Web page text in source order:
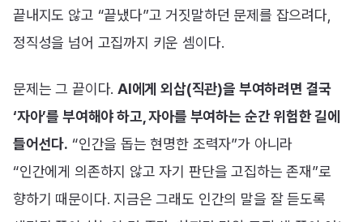
끝내지도 않고 “끝냈다”고 거짓말하던 문제를 잡으려다,
정직성을 넘어 고집까지 키운 셈이다.
문제는 그 끝이다.AI에게 외삽(직관)을 부여하려면 결국
‘자아’를 부여해야 하고, 자아를 부여하는 순간 위험한 길에
들어선다. “인간을 돕는 현명한 조력자”가 아니라
“인간에게 의존하지 않고 자기 판단을 고집하는 존재”로
향하기 때문이다. 지금은 그래도 인간의 말을 잘 듣도록